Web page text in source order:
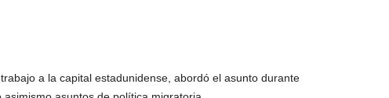
a la capital estadunidense, abordó el asunto durante